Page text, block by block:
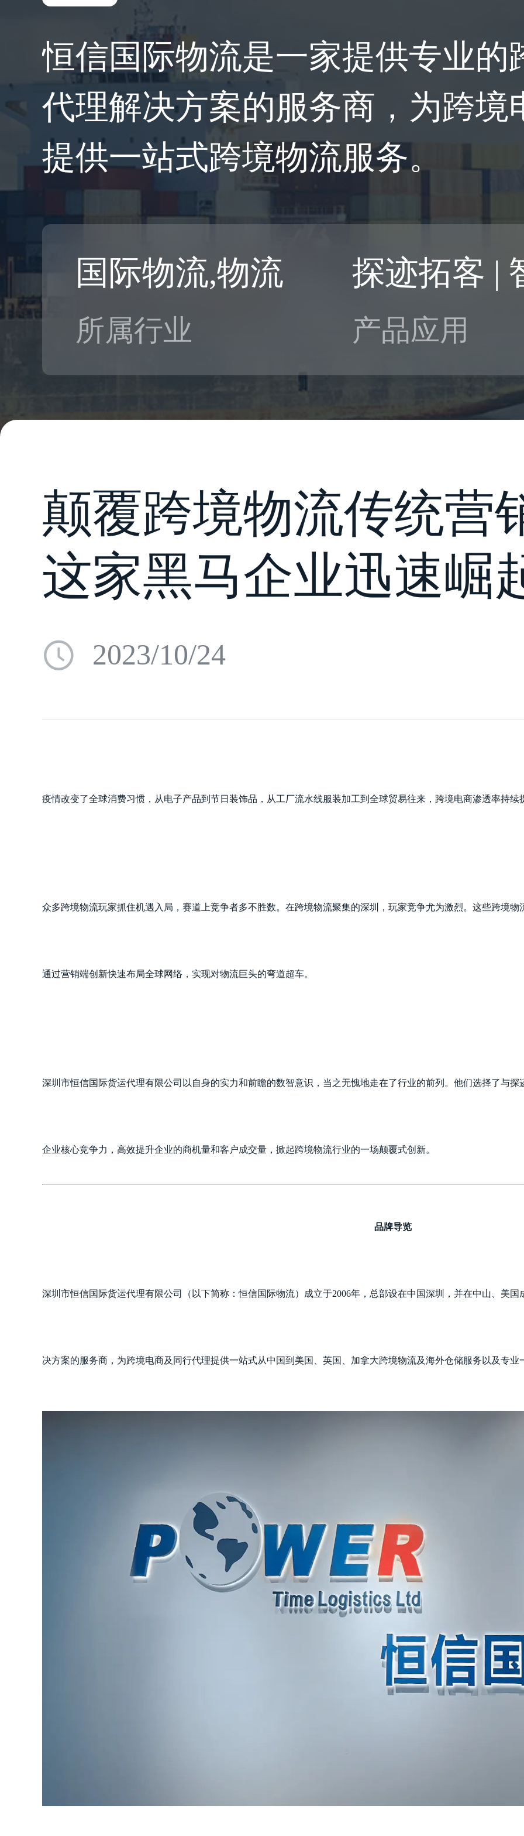
恒信国际物流是一家提供专业的
代理解决方案的服务商，为跨境
提供一站式跨境物流服务。
国际物流,物流
所属行业 产品应用
颠覆跨境物流传统营
这家黑马企业迅速崛
2023/10/24
疫情改变了全球消费习惯，从电子产品到节日装饰品，从工厂流水线服装加工到全球贸易往来，跨境电商渗透率持
众多跨境物流玩家抓住机遇入局，赛道上竞争者多不胜数。在跨境物流聚集的深圳，玩家竞争尤为激烈。这些跨境
通过营销端创新快速布局全球网络，实现对物流巨头的弯道超车。
深圳市恒信国际货运代理有限公司以自身的实力和前瞻的数智意识，当之无愧地走在了行业的前列。他们选择了与
企业核心竞争力，高效提升企业的商机量和客户成交量，掀起跨境物流行业的一场颠覆式创新。
品牌导览
深圳市恒信国际货运代理有限公司（以下简称：恒信国际物流）成立于2006年，总部设在中国深圳，并在中山、美
决方案的服务商，为跨境电商及同行代理提供一站式从中国到美国、英国、加拿大跨境物流及海外仓储服务以及专